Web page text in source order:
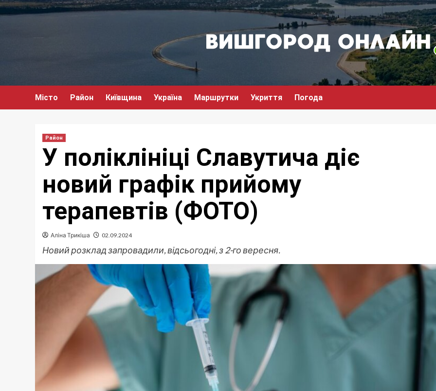
Перейти
до
Місто Район Київщина Україна Маршрутки Укриття Погода
Район
У поліклініці Славутича діє
новий графік прийому
терапевтів (ФОТО)
Аліна Трикіша 02.09.2024
Новий розклад запровадили, відсьогодні, з 2-го вересня.